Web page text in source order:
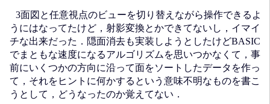
3面図と任意視点のビューを切り替えながら操作できるよ
うにはなってたけど，射影変換とかできてないし，イマイ
チな出来だった．隠面消去も実装しようとしたけどBASIC
でまともな速度になるアルゴリズムを思いつかなくて，事
前にいくつかの方向に沿って面をソートしたデータを作っ
て，それをヒントに何かするという意味不明なものを書こ
うとして，どうなったのか覚えてない．